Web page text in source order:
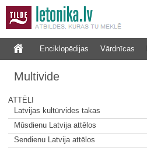
Enciklopēdijas Vārdnīcas
Multivide
ATTĒLI
Latvijas kultūrvides takas
Mūsdienu Latvija attēlos
Sendienu Latvija attēlos